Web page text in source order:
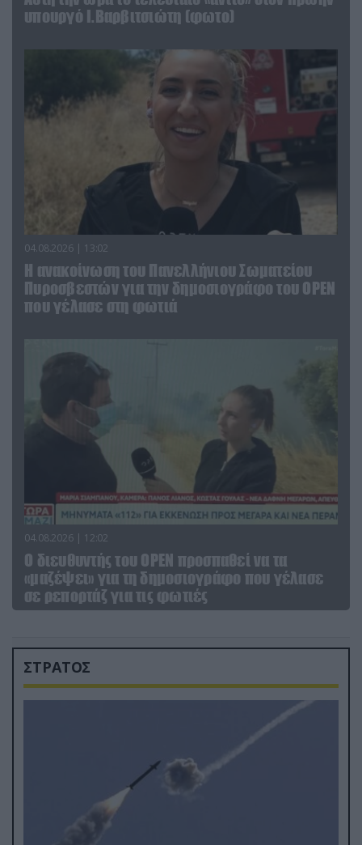
υπουργό Ι.Βαρβιτσιώτη (φωτο)
04.08.2026 | 13:02
Η ανακοίνωση του Πανελλήνιου Σωματείου
Πυροσβεστών για την δημοσιογράφο του OPEN
που γέλασε στη φωτιά
04.08.2026 | 12:02
O διευθυντής του OPEN προσπαθεί να τα
«μαζέψει» για τη δημοσιογράφο που γέλασε
σε ρεπορτάζ για τις φωτιές
ΣΤΡΑΤΟΣ